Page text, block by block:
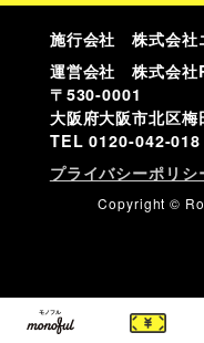
施行会社 株式会社
運営会社 株式会
〒530-0001
大阪府大阪市北区
TEL0120-042-018
プライバシーポリシ
Copyright ©